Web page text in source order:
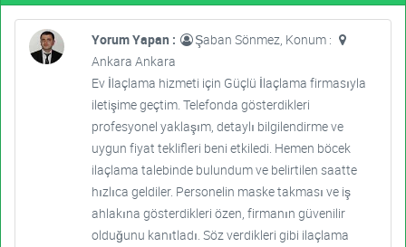
Yorum Yapan :
Şaban Sönmez, Konum :
Ankara Ankara
Ev İlaçlama hizmeti için Güçlü İlaçlama firmasıyla
iletişime geçtim. Telefonda gösterdikleri
profesyonel yaklaşım, detaylı bilgilendirme ve
uygun fiyat teklifleri beni etkiledi. Hemen böcek
ilaçlama talebinde bulundum ve belirtilen saatte
hızlıca geldiler. Personelin maske takması ve iş
ahlakına gösterdikleri özen, firmanın güvenilir
olduğunu kanıtladı. Söz verdikleri gibi ilaçlama